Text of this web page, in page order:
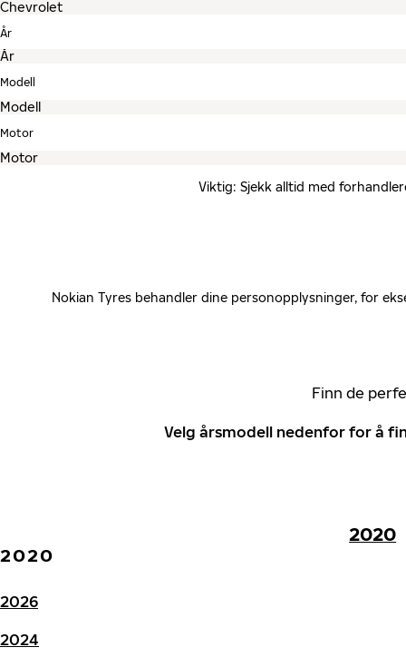
År
Modell
Motor
Viktig: Sjekk alltid med
Nokian Tyres behandler dine personopplysninger, for
Finn de
Velg årsmodell nedenfor for å
2020
2020
2026
2024